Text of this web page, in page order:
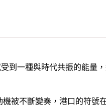
到一種與時代共振的能量
被不斷變奏，港口的符號